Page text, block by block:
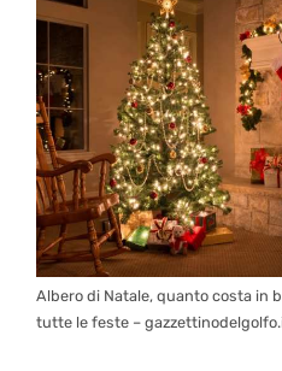
Albero di Natale, quanto costa in
tutte le feste –